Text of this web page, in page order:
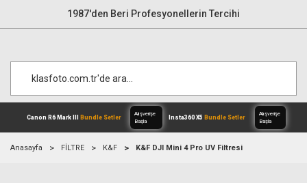
1987'den Beri Profesyonellerin Tercihi
Anasayfa FİLTRE K&F K&F DJI Mini 4 Pro UV Filtresi